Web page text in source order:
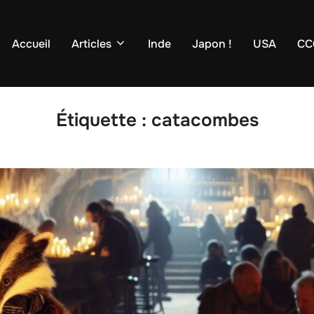
Accueil Articles Inde Japon ! USA
Étiquette : catacombes